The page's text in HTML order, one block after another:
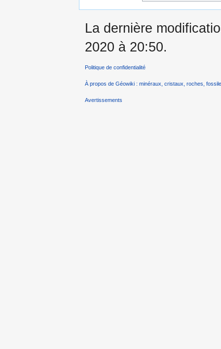
La dernière
2020 à 20:50.
Politique de confidentialité
À propos de Géowiki : minéraux, cristaux, roches,
Avertissements